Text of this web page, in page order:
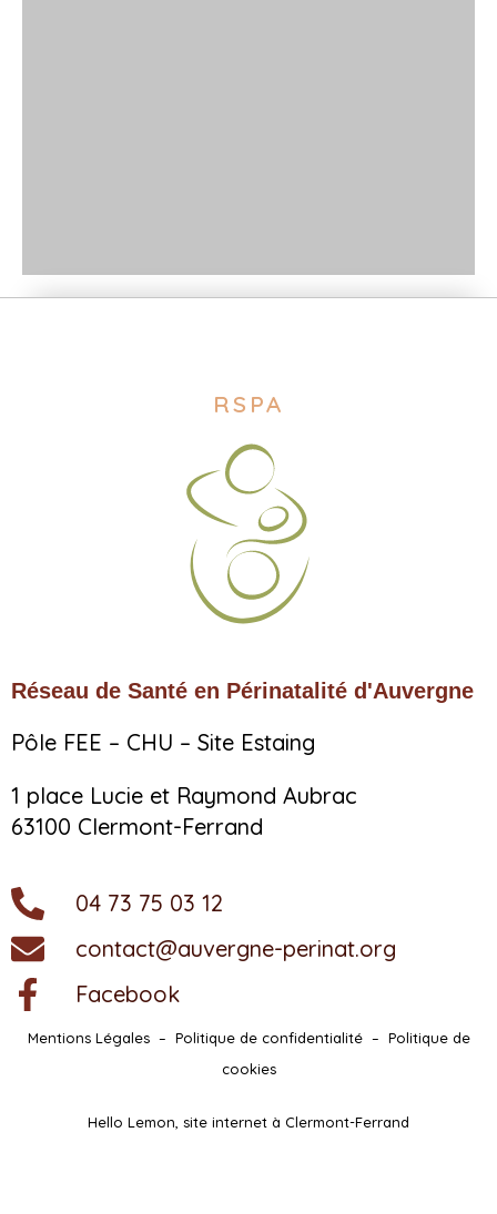
RSPA
Réseau de Santé en Périnatalité d'Auvergne
Pôle FEE – CHU – Site Estaing
1 place Lucie et Raymond Aubrac
63100 Clermont-Ferrand
04 73 75 03 12
contact@auvergne-perinat.org
Facebook
Mentions Légales– Politique de confidentialité– Politique de
cookies
Hello Lemon, site internet à Clermont-Ferrand